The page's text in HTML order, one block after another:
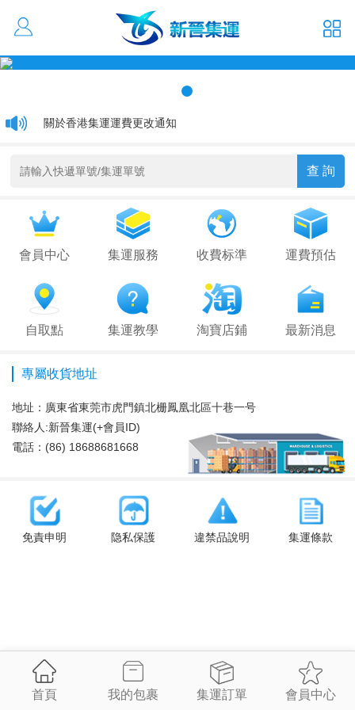
活動優惠 大貨低至1元/kg
關於香港集運運費更改通知
會員中心 集運服務 收費标準 運費預估
自取點 集運教學 淘寶店鋪 最新消息
專屬收貨地址
地址： 廣東省東莞市虎門鎮北栅鳳凰北區十巷一号
聯絡人:新晉集運(+會員ID)
電話：(86) 18688681668
免責申明 隐私保護 違禁品說明 集運條款
首頁 我的包裹 集運訂單 會員中心